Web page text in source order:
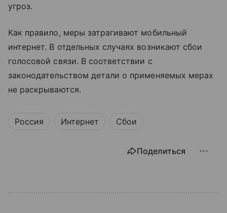
угроз.
Как правило, меры затрагивают мобильный
интернет. В отдельных случаях возникают сбои
голосовой связи. В соответствии с
законодательством детали о применяемых мерах
не раскрываются.
Россия Интернет Сбои
Поделиться